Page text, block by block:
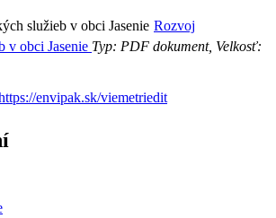
Rozvoj
v obci Jasenie Typ: PDF dokument, Velkosť:
envipak.sk/viemetriedit